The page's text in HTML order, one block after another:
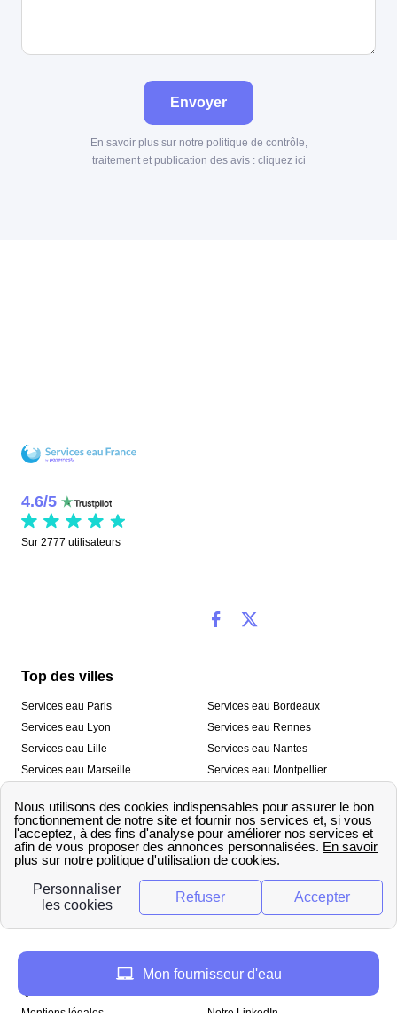
Envoyer
En savoir plus sur notre politique de contrôle,
traitement et publication des avis : cliquez ici
4.6/5
Sur 2777 utilisateurs
Top des villes
Services eau Paris
Services eau Lyon
Services eau Lille
Services eau Marseille
Services eau Toulon
Services eau Bordeaux
Services eau Rennes
Services eau Nantes
Services eau Montpellier
Services eau Strasbourg
Nos outils
🛁 Simulateur consommation eau
💧 Comparer les fournisseurs
d’eau
Qui sommes-nous ?
Mentions légales
Notre LinkedIn
Mon fournisseur d'eau